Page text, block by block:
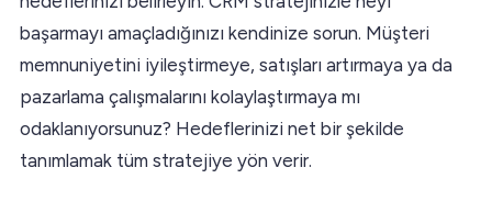
başarmayı amaçladığınızı kendinize sorun. Müşteri
memnuniyetini iyileştirmeye, satışları artırmaya ya da
pazarlama çalışmalarını kolaylaştırmaya mı
odaklanıyorsunuz? Hedeflerinizi net bir şekilde
tanımlamak tüm stratejiye yön verir.